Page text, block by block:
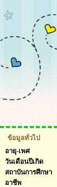
ข้อมูลทั่วไป
อายุ-เพศ
วันเดือนปีเกิด
สถาบันการศึกษา
อาชีพ